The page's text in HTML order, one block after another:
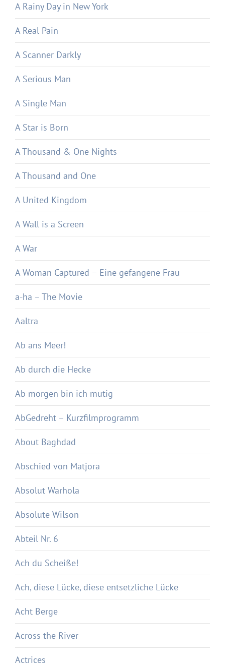
A Rainy Day in New York
A Real Pain
A Scanner Darkly
A Serious Man
A Single Man
A Star is Born
A Thousand & One Nights
A Thousand and One
A United Kingdom
A Wall is a Screen
A War
A Woman Captured – Eine gefangene Frau
a-ha – The Movie
Aaltra
Ab ans Meer!
Ab durch die Hecke
Ab morgen bin ich mutig
AbGedreht – Kurzfilmprogramm
About Baghdad
Abschied von Matjora
Absolut Warhola
Absolute Wilson
Abteil Nr. 6
Ach du Scheiße!
Ach, diese Lücke, diese entsetzliche Lücke
Acht Berge
Across the River
Actrices